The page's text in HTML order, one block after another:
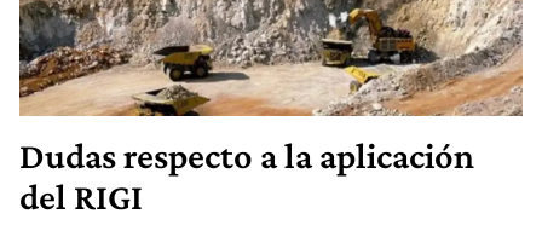
Dudas respecto a la aplicación
del RIGI
Investigaciones Economicas
Latinoamericanas (FIEL)